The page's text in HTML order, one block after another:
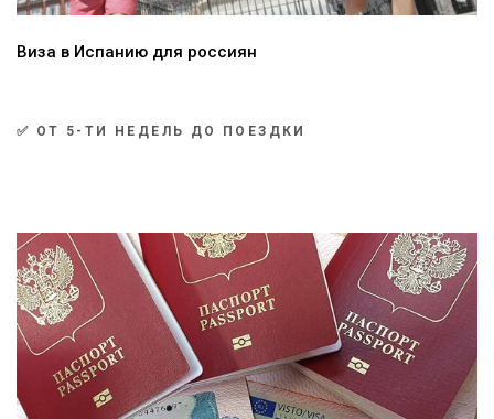
Виза в Испанию для россиян
✅ ОТ 5-ТИ НЕДЕЛЬ ДО ПОЕЗДКИ